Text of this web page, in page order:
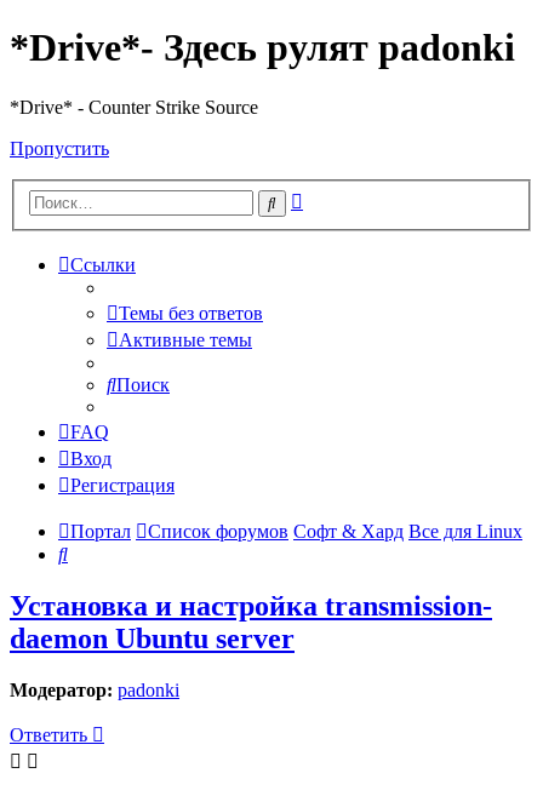
*Drive*- Здесь рулят padonki
*Drive* - Counter Strike Source
Пропустить
Поиск
Ссылки
Темы без ответов
Активные темы
Поиск
FAQ
Вход
Регистрация
Портал Список форумов Софт & Хард Все для Linux
Поиск
Установка и настройка transmission-
daemon Ubuntu server
Модератор: padonki
Ответить